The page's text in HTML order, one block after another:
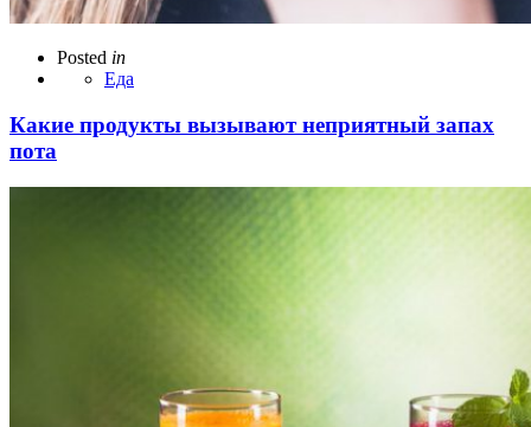
Posted in
Еда
Какие продукты вызывают неприятный запах
пота